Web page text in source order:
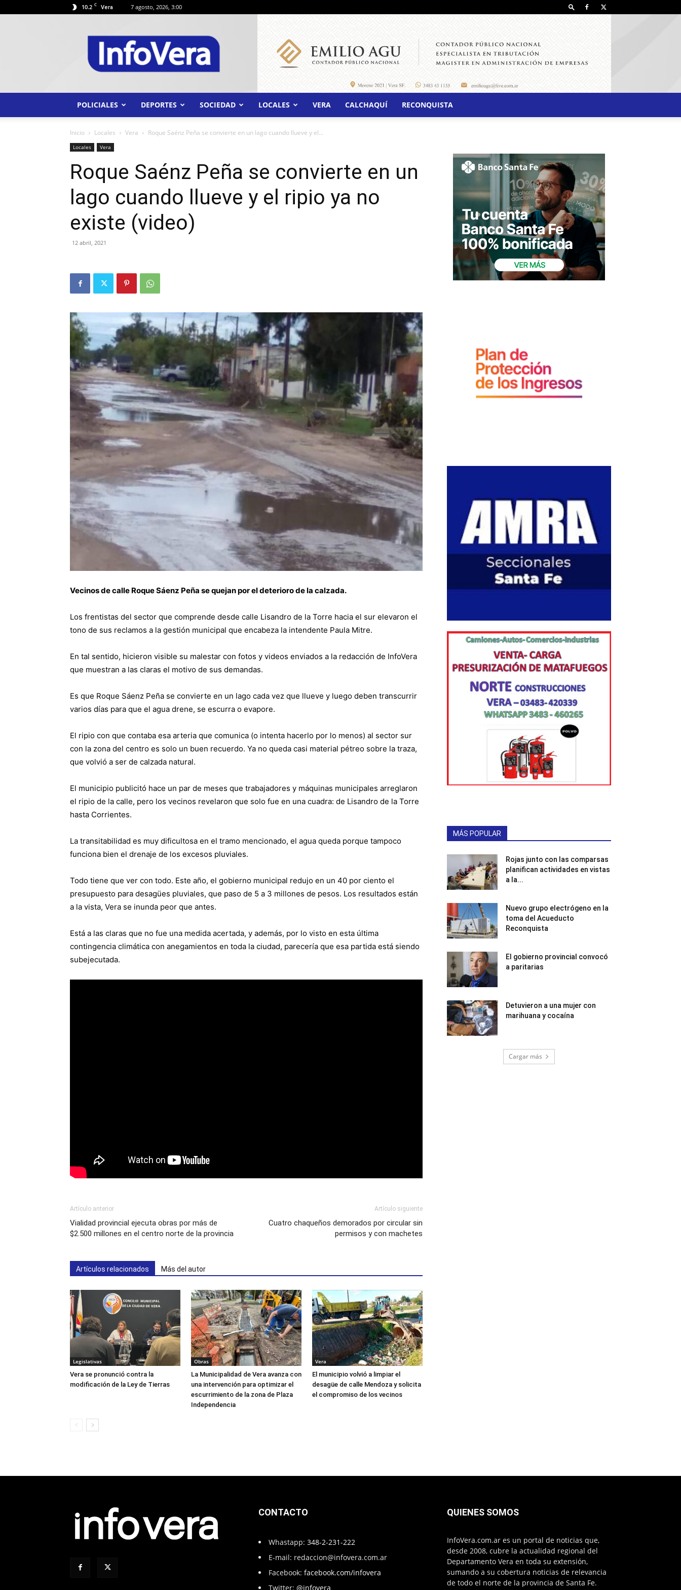
10.2 C Vera 7 agosto, 2026, 3:00
INFO
VERA
POLICIALES DEPORTES SOCIEDAD LOCALES VERA CALCHAQUÍ RECONQUISTA
Inicio Locales Vera Roque Saénz Peña se convierte en un lago cuando llueve y el...
Locales Vera
Roque Saénz Peña se convierte en un
lago cuando llueve y el ripio ya no
existe (video)
12 abril, 2021
Vecinos de calle Roque Sáenz Peña se quejan por el deterioro de la calzada.
Los frentistas del sector que comprende desde calle Lisandro de la Torre hacia el sur elevaron el
tono de sus reclamos a la gestión municipal que encabeza la intendente Paula Mitre.
En tal sentido, hicieron visible su malestar con fotos y videos enviados a la redacción de InfoVera
que muestran a las claras el motivo de sus demandas.
Es que Roque Sáenz Peña se convierte en un lago cada vez que llueve y luego deben transcurrir
varios días para que el agua drene, se escurra o evapore.
El ripio con que contaba esa arteria que comunica (o intenta hacerlo por lo menos) al sector sur
con la zona del centro es solo un buen recuerdo. Ya no queda casi material pétreo sobre la traza,
que volvió a ser de calzada natural.
El municipio publicitó hace un par de meses que trabajadores y máquinas municipales arreglaron
el ripio de la calle, pero los vecinos revelaron que solo fue en una cuadra: de Lisandro de la Torre
hasta Corrientes.
La transitabilidad es muy dificultosa en el tramo mencionado, el agua queda porque tampoco
funciona bien el drenaje de los excesos pluviales.
Todo tiene que ver con todo. Este año, el gobierno municipal redujo en un 40 por ciento el
presupuesto para desagües pluviales, que paso de 5 a 3 millones de pesos. Los resultados están
a la vista, Vera se inunda peor que antes.
Está a las claras que no fue una medida acertada, y además, por lo visto en esta última
contingencia climática con anegamientos en toda la ciudad, parecería que esa partida está siendo
subejecutada.
Artículo anterior
Vialidad provincial ejecuta obras por más de
$2.500 millones en el centro norte de la provincia
Artículo siguiente
Cuatro chaqueños demorados por circular sin
permisos y con machetes
Artículos relacionados Más del autor
Legislativas
Vera se pronunció contra la
modificación de la Ley de Tierras
Obras
La Municipalidad de Vera avanza con
una intervención para optimizar el
escurrimiento de la zona de Plaza
Independencia
Vera
El municipio volvió a limpiar el
desagüe de calle Mendoza y solicita
el compromiso de los vecinos
MÁS POPULAR
Rojas junto con las comparsas
planifican actividades en vistas
a la...
Nuevo grupo electrógeno en la
toma del Acueducto
Reconquista
El gobierno provincial convocó
a paritarias
Detuvieron a una mujer con
marihuana y cocaína
Cargar más
CONTACTO
Whastapp: 348-2-231-222
E-mail: redaccion@infovera.com.ar
Facebook: facebook.com/infovera
Twitter: @infovera
QUIENES SOMOS
InfoVera.com.ar es un portal de noticias que,
desde 2008, cubre la actualidad regional del
Departamento Vera en toda su extensión,
sumando a su cobertura noticias de relevancia
de todo el norte de la provincia de Santa Fe.